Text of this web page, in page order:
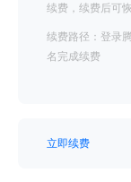
续费，续费后可
续费路径：登录
名完成续费
立即续费